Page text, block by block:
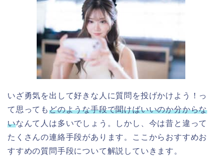
いざ勇気を出して好きな人に質問を投げかけよう！っ
て思ってもどのような手段で聞けばいいのか分からな
いなんて人は多いでしょう。しかし、今は昔と違って
たくさんの連絡手段があります。ここからおすすめお
すすめの質問手段について解説していきます。